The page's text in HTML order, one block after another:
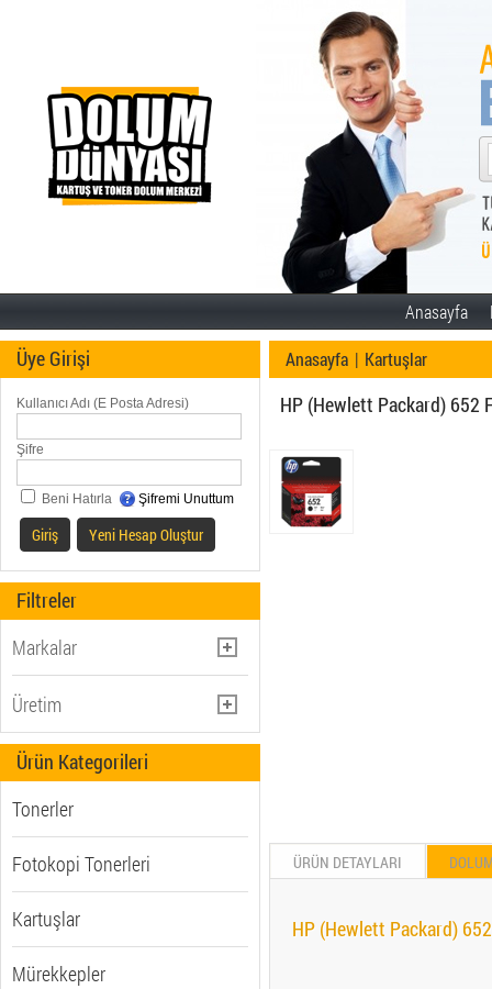
Anasayfa
Üye Girişi
Kullanıcı Adı (E Posta Adresi)
Şifre
Beni Hatırla Şifremi Unuttum
Giriş Yeni Hesap Oluştur
Filtreler
Markalar
BROTHER (110)
EPSON (479)
OLIVETTI (2)
Üretim
Muadil (448)
Orjinal (1062)
Ürün Kategorileri
Tonerler
Fotokopi Tonerleri
Kartuşlar
Mürekkepler
Anasayfa | Kartuşlar
HP (Hewlett Packard) 652
ÜRÜN DETAYLARI
HP (Hewlett Packard)